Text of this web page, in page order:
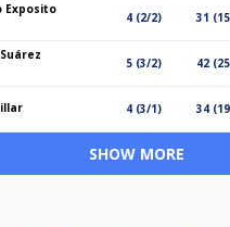
Exposito
4 (2/2) 31
5 (3/2) 42
4 (3/1) 34
SHOW MORE